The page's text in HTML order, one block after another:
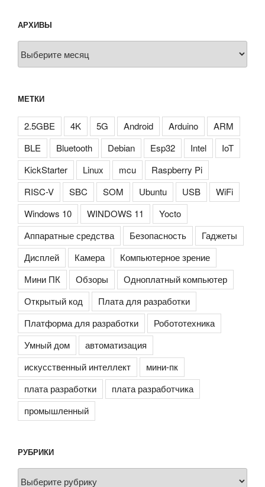
АРХИВЫ
МЕТКИ
2.5GBE 4K 5G Android Arduino
ARM
BLE
Bluetooth Debian Esp32 Intel
IoT
KickStarter
Linux mcu
Raspberry Pi
RISC-V
SBC SOM Ubuntu USB
WiFi
Windows 10
WINDOWS 11
Yocto
Аппаратные средства
Безопасность
Гаджеты
Дисплей
Камера
Компьютерное зрение
Мини ПК
Обзоры
Одноплатный компьютер
Открытый код
Плата для разработки
Платформа для разработки
Робототехника
Умный дом
автоматизация
искусственный интеллект
мини-пк
плата разработки
плата разработчика
промышленный
РУБРИКИ